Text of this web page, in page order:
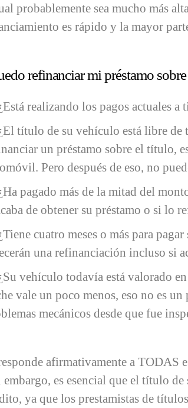
probablemente sea mucho más
es rápido y la mayor
refinanciar mi préstamo
realizando los pagos actuales
título de su vehículo está libre de
un préstamo sobre el título,
Pero después de eso, no
pagado más de la mitad del
de obtener su préstamo o si lo
cuatro meses o más para
una refinanciación incluso si
vehículo todavía está valorado
vale un poco menos, eso no es
mecánicos desde que fue
afirmativamente a TODAS
embargo, es esencial que el título
ya que los prestamistas de